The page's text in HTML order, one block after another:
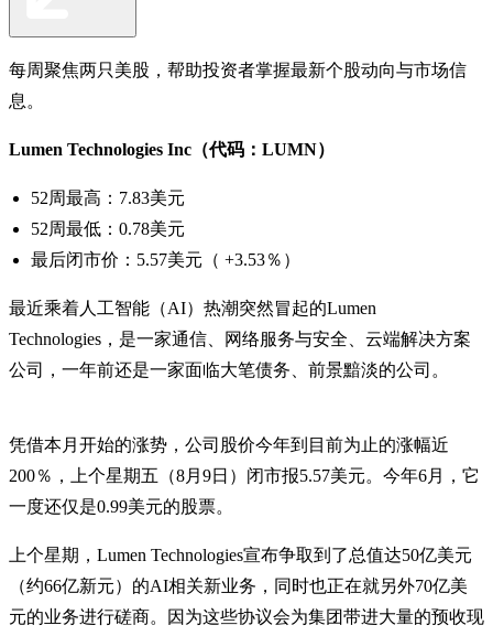
每周聚焦两只美股，帮助投资者掌握最新个股动向与市场信
息。
Lumen Technologies Inc（代码：LUMN）
52周最高：7.83美元
52周最低：0.78美元
最后闭市价：5.57美元（ +3.53％）
最近乘着人工智能（AI）热潮突然冒起的Lumen
Technologies，是一家通信、网络服务与安全、云端解决方案
公司，一年前还是一家面临大笔债务、前景黯淡的公司。
凭借本月开始的涨势，公司股价今年到目前为止的涨幅近
200％，上个星期五（8月9日）闭市报5.57美元。今年6月，它
一度还仅是0.99美元的股票。
上个星期，Lumen Technologies宣布争取到了总值达50亿美元
（约66亿新元）的AI相关新业务，同时也正在就另外70亿美
元的业务进行磋商。因为这些协议会为集团带进大量的预收现